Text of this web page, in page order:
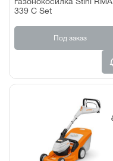
339 C Set
Под заказ